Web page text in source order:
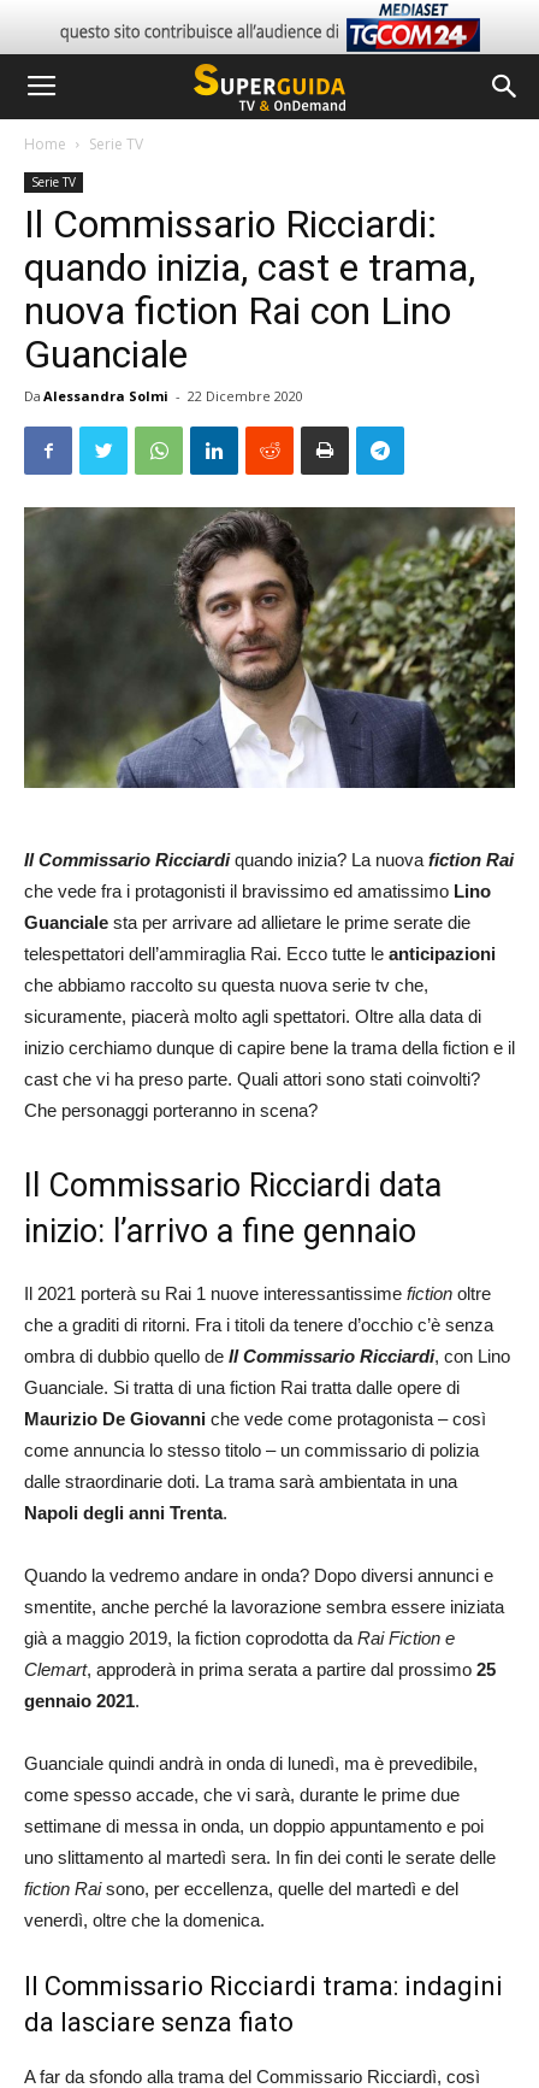
Home Serie TV
Serie TV
Il Commissario Ricciardi:
quando inizia, cast e trama,
nuova fiction Rai con Lino
Guanciale
Da Alessandra Solmi - 22 Dicembre 2020
Il Commissario Ricciardiquando inizia? La nuova fiction Rai
che vede fra i protagonisti il bravissimo ed amatissimo Lino
Guanciale sta per arrivare ad allietare le prime serate die
telespettatori dell’ammiraglia Rai. Ecco tutte le anticipazioni
che abbiamo raccolto su questa nuova serie tv che,
sicuramente, piacerà molto agli spettatori. Oltre alla data di
inizio cerchiamo dunque di capire bene la trama della fiction e il
cast che vi ha preso parte. Quali attori sono stati coinvolti?
Che personaggi porteranno in scena?
Il Commissario Ricciardi data
inizio: l’arrivo a fine gennaio
Il 2021 porterà su Rai 1 nuove interessantissime fiction oltre
che a graditi di ritorni. Fra i titoli da tenere d’occhio c’è senza
ombra di dubbio quello de Il Commissario Ricciardi, con Lino
Guanciale. Si tratta di una fiction Rai tratta dalle opere di
Maurizio De Giovanni che vede come protagonista – così
come annuncia lo stesso titolo – un commissario di polizia
dalle straordinarie doti. La trama sarà ambientata in una
Napoli degli anni Trenta.
Quando la vedremo andare in onda? Dopo diversi annunci e
smentite, anche perché la lavorazione sembra essere iniziata
già a maggio 2019, la fiction coprodotta da Rai Fiction e
Clemart, approderà in prima serata a partire dal prossimo 25
gennaio 2021.
Guanciale quindi andrà in onda di lunedì, ma è prevedibile,
come spesso accade, che vi sarà, durante le prime due
settimane di messa in onda, un doppio appuntamento e poi
uno slittamento al martedì sera. In fin dei conti le serate delle
fiction Raisono, per eccellenza, quelle del martedì e del
venerdì, oltre che la domenica.
Il Commissario Ricciardi trama: indagini
da lasciare senza fiato
A far da sfondo alla trama del Commissario Ricciardì, così